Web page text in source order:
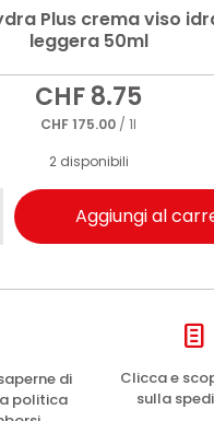
Plus crema viso
leggera 50ml
CHF8.75
CHF175.00 / 1l
2 disponibili
Aggiungi al
di
politica
Clicca e
sulla